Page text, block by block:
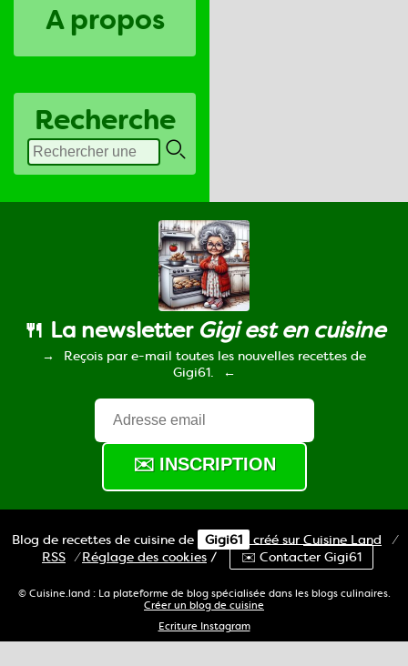
A propos
Recherche
🍴 La newsletter Gigi est en cuisine
Reçois par e-mail toutes les nouvelles recettes de
Gigi61.
Blog de recettes de cuisine de Gigi61 créé sur Cuisine Land
⁄
RSS ⁄Réglage des cookies / ✉️ Contacter Gigi61
© Cuisine.land : La plateforme de blog spécialisée dans les blogs culinaires.
Créer un blog de cuisine
Ecriture Instagram